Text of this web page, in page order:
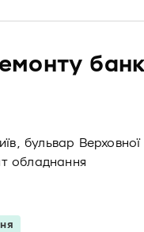
бульвар
обладнання